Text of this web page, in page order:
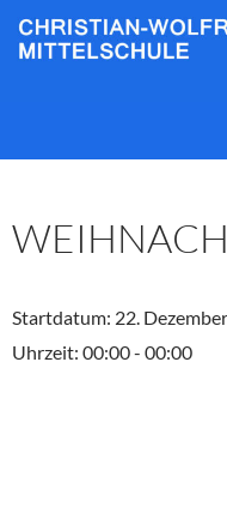
Zum
Inhalt
Startdatum: 22.
Uhrzeit: 00:00 - 00:00